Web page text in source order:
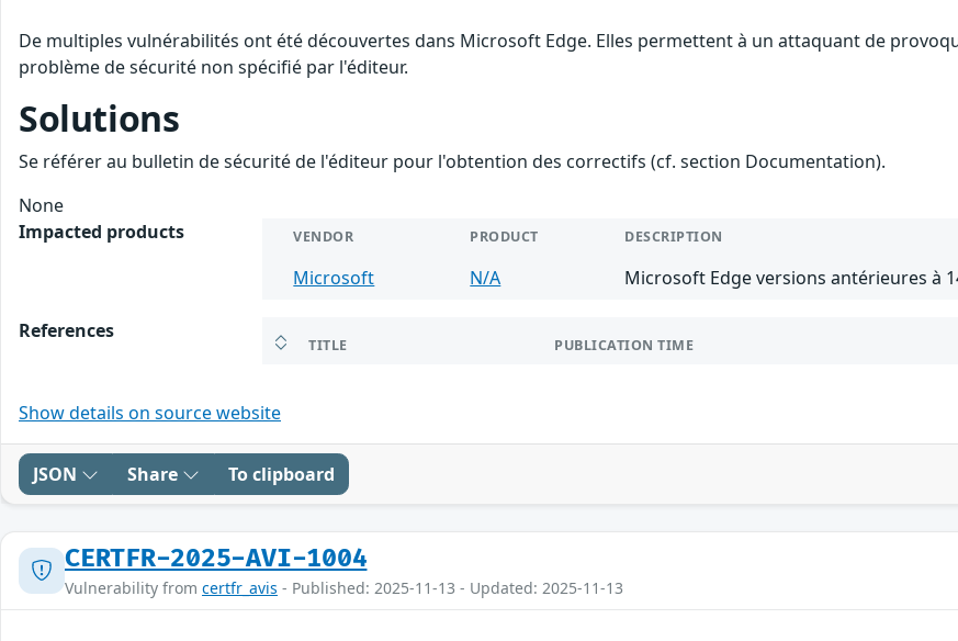
De multiples vulnérabilités ont été découvertes dans Microsoft Edge. Elles permettent à un attaquant de
problème de sécurité non spécifié par l'éditeur.
Solutions
Se référer au bulletin de sécurité de l'éditeur pour l'obtention des correctifs (cf. section Documentation).
None
Impacted products
VENDOR PRODUCT DESCRIPTION
Microsoft N/A Microsoft Edge versions antérieures à
References
TITLE PUBLICATION TIME
Show details on source website
JSON Share To clipboard
CERTFR-2025-AVI-1004
Vulnerability from certfr_avis - Published: 2025-11-13 - Updated: 2025-11-13